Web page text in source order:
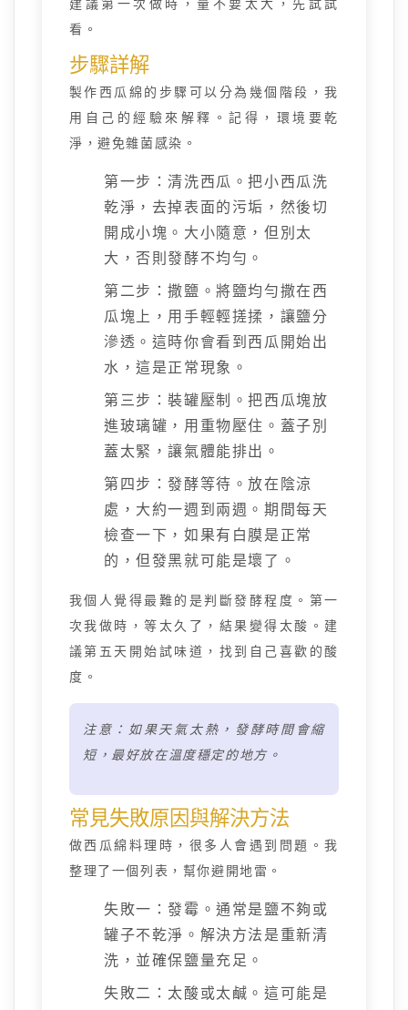
建議第一次做時，量不要太大，先試試
看。
步驟詳解
製作西瓜綿的步驟可以分為幾個階段，我
用自己的經驗來解釋。記得，環境要乾
淨，避免雜菌感染。
第一步：清洗西瓜。把小西瓜洗
乾淨，去掉表面的污垢，然後切
開成小塊。大小隨意，但別太
大，否則發酵不均勻。
第二步：撒鹽。將鹽均勻撒在西
瓜塊上，用手輕輕搓揉，讓鹽分
滲透。這時你會看到西瓜開始出
水，這是正常現象。
第三步：裝罐壓制。把西瓜塊放
進玻璃罐，用重物壓住。蓋子別
蓋太緊，讓氣體能排出。
第四步：發酵等待。放在陰涼
處，大約一週到兩週。期間每天
檢查一下，如果有白膜是正常
的，但發黑就可能是壞了。
我個人覺得最難的是判斷發酵程度。第一
次我做時，等太久了，結果變得太酸。建
議第五天開始試味道，找到自己喜歡的酸
度。
注意：如果天氣太熱，發酵時間會縮
短，最好放在溫度穩定的地方。
常見失敗原因與解決方法
做西瓜綿料理時，很多人會遇到問題。我
整理了一個列表，幫你避開地雷。
失敗一：發霉。通常是鹽不夠或
罐子不乾淨。解決方法是重新清
洗，並確保鹽量充足。
失敗二：太酸或太鹹。這可能是